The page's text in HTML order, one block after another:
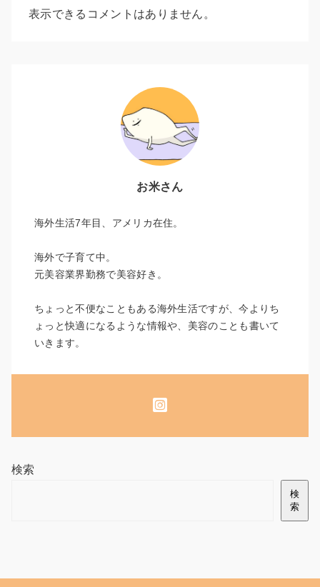
表示できるコメントはありません。
お米さん
海外生活7年目、アメリカ在住。
海外で子育て中。
元美容業界勤務で美容好き。
ちょっと不便なこともある海外生活ですが、今よりち
ょっと快適になるような情報や、美容のことも書いて
いきます。
検索
検
索